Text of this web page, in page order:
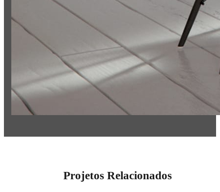
Projetos Relacionados